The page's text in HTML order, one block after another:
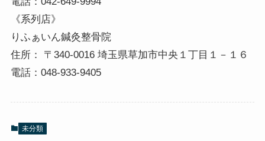
《系列店》
りふぁいん鍼灸整骨院
住所： 〒340-0016 埼玉県草加市中央１丁目１－１６
電話：048-933-9405
未分類